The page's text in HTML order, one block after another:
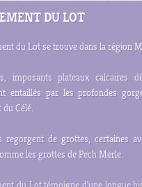
DU LOT
du Lot se trouve dans la région
imposants plateaux calcaires
entaillés par les profondes
du Célé.
regorgent de grottes, certaines
les grottes de Pech Merle.